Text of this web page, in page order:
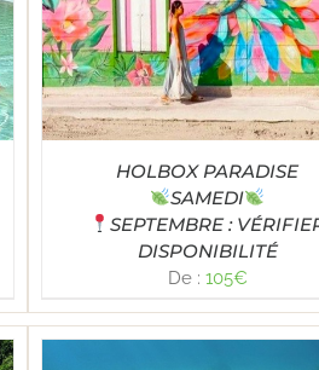
HOLBOX PARADISE
SAMEDI
SEPTEMBRE :
DISPONIBILITÉ
De : 105€